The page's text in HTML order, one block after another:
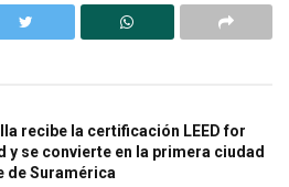
recibe la certificación LEED for
y se convierte en la primera ciudad
de Suramérica